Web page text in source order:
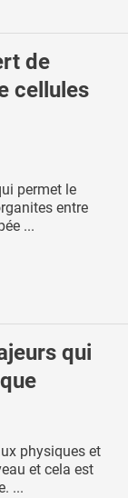
de
cellules
permet le
entre
...
qui
physiques et
et cela est
...